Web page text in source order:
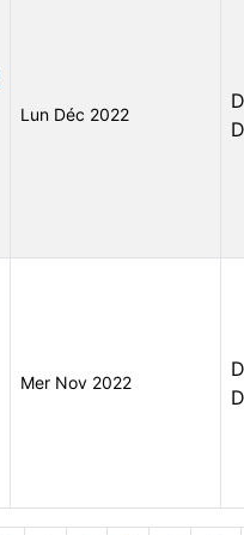
Lun Déc 2022
Mer Nov 2022